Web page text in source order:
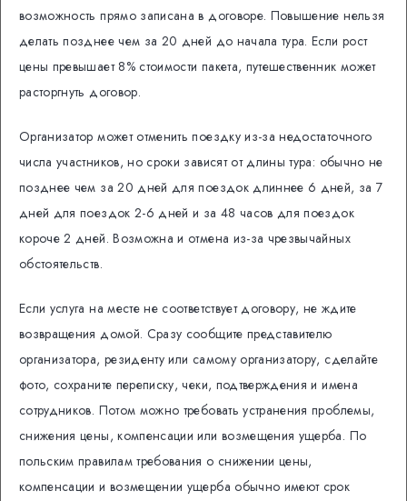
возможность прямо записана в договоре. Повышение нельзя
делать позднее чем за 20 дней до начала тура. Если рост
цены превышает 8% стоимости пакета, путешественник может
расторгнуть договор.
Организатор может отменить поездку из-за недостаточного
числа участников, но сроки зависят от длины тура: обычно не
позднее чем за 20 дней для поездок длиннее 6 дней, за 7
дней для поездок 2-6 дней и за 48 часов для поездок
короче 2 дней. Возможна и отмена из-за чрезвычайных
обстоятельств.
Если услуга на месте не соответствует договору, не ждите
возвращения домой. Сразу сообщите представителю
организатора, резиденту или самому организатору, сделайте
фото, сохраните переписку, чеки, подтверждения и имена
сотрудников. Потом можно требовать устранения проблемы,
снижения цены, компенсации или возмещения ущерба. По
польским правилам требования о снижении цены,
компенсации и возмещении ущерба обычно имеют срок